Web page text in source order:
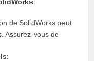
de SolidWorks peut
Assurez-vous de
: